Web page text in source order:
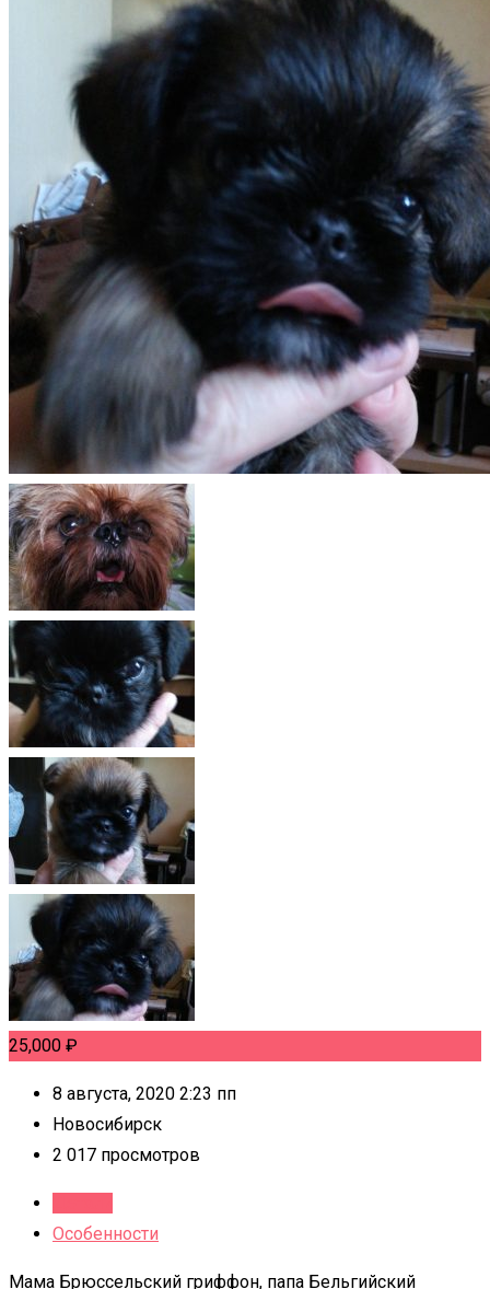
25,000 ₽
8 августа, 2020 2:23 пп
Новосибирск
2 017 просмотров
Особенности
Мама Брюссельский гриффон, папа Бельгийский